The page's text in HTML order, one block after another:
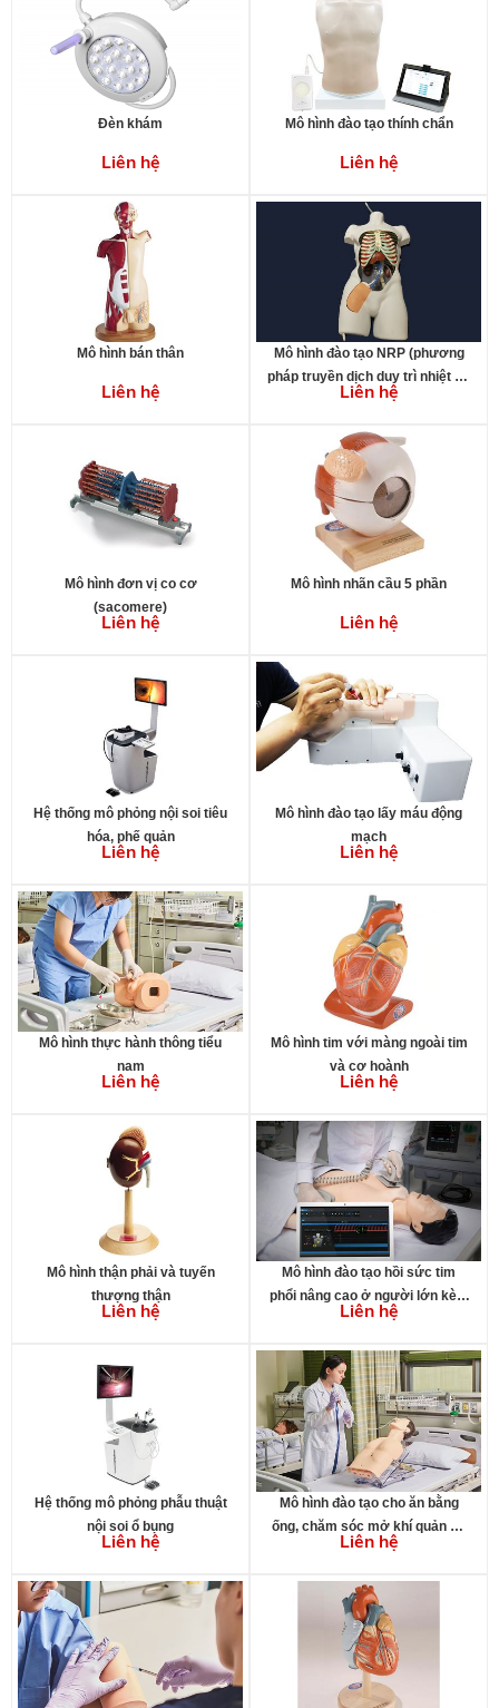
Đèn khám
Liên hệ
Mô hình đào tạo thính chẩn
Liên hệ
Mô hình bán thân
Liên hệ
Mô hình đào tạo NRP (phương
pháp truyền dịch duy trì nhiệt độ
cơ thể) và REBOA (bít nội mạch
bóng)
Liên hệ
Mô hình đơn vị co cơ
(sacomere)
Liên hệ
Mô hình nhãn cầu 5 phần
Liên hệ
Hệ thống mô phỏng nội soi tiêu
hóa, phế quản
Liên hệ
Mô hình đào tạo lấy máu động
mạch
Liên hệ
Mô hình thực hành thông tiểu
nam
Liên hệ
Mô hình tim với màng ngoài tim
và cơ hoành
Liên hệ
Mô hình thận phải và tuyến
thượng thận
Liên hệ
Mô hình đào tạo hồi sức tim
phổi nâng cao ở người lớn kèm
phần mềm đào tạo – đánh giá
Liên hệ
Hệ thống mô phỏng phẫu thuật
nội soi ổ bụng
Liên hệ
Mô hình đào tạo cho ăn bằng
ống, chăm sóc mở khí quản và
hút dịch
Liên hệ